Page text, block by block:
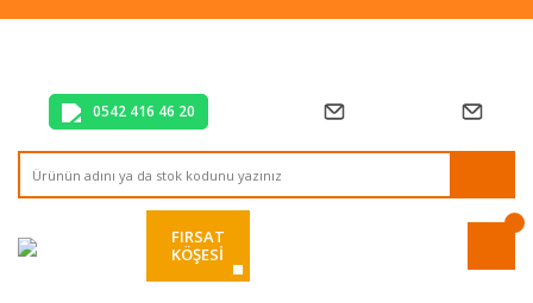
Tüm Alışverişlerde Vade Farksız 2 Taksit!
0542 416 46 20
FIRSAT
KÖŞESİ